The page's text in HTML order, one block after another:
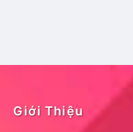
Giới Thiệu